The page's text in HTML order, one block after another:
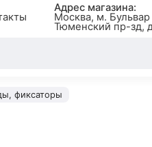
Адрес магазина:
Москва, м. Бульвар
Тюменский пр-зд,
фиксаторы